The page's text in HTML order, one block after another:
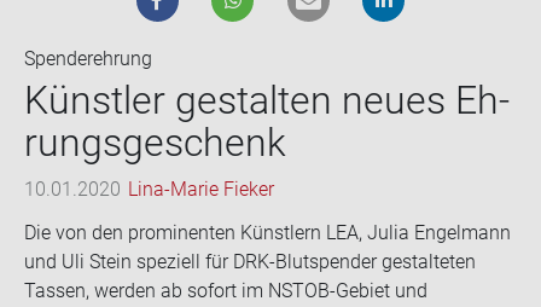
Spenderehrung
Künst­ler ge­stal­ten neues Eh­
rungs­ge­schenk
10.01.2020 Lina-Marie Fieker
Die von den pro­mi­nen­ten Künst­lern LEA, Julia En­gel­mann
und Uli Stein spe­zi­ell für DRK-​Blutspender ge­stal­te­ten
Tas­sen, wer­den ab so­fort im NSTOB-​Gebiet und